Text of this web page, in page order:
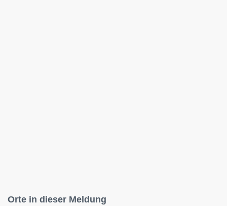
Orte in dieser Meldung